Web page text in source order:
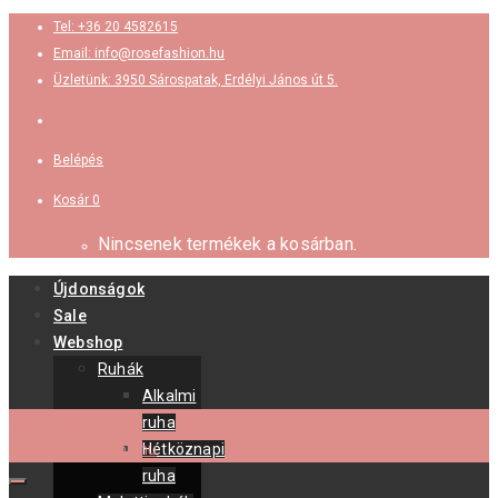
Tel: +36 20 4582615
Email: info@rosefashion.hu
Üzletünk: 3950 Sárospatak, Erdélyi János út 5.
Belépés
Kosár 0
Nincsenek termékek a kosárban.
Újdonságok
Sale
Webshop
Ruhák
Alkalmi
ruha
Hétköznapi
ruha
info@rosefashion.hu